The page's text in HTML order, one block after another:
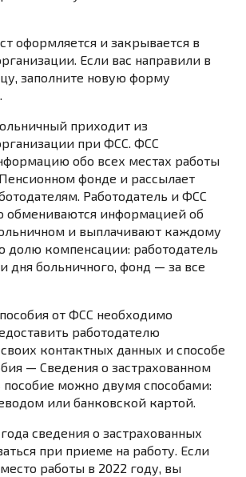
оформляется и закрывается в
Если вас направили в
заполните новую форму
приходит из
при ФСС. ФСС
обо всех местах работы
фонде и рассылает
Работодатель и ФСС
обмениваются информацией об
и выплачивают каждому
долю компенсации: работодатель
дня больничного, фонд — за все
от ФСС необходимо
работодателю
контактных данных и способе
— Сведения о застрахованном
пособие можно двумя способами:
или банковской картой.
сведения о застрахованных
при приеме на работу. Если
работы в 2022 году, вы